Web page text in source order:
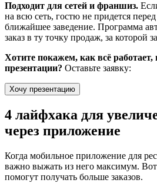
Подходит для сетей и франшиз.
на всю сеть, гостю не придется
ближайшее заведение. Программа
заказ в ту точку продаж, за которой
Хотите покажем, как всё работает,
презентации? Оставьте заявку:
Хочу презентацию
4 лайфхака для
через приложение
Когда мобильное приложение для
важно выжать из него максимум.
помогут получать больше заказов.